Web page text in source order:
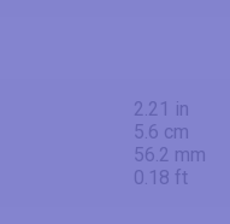
2.21 in
5.6 cm
56.2 mm
0.18 ft